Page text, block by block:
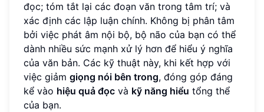
đọc; tóm tắt lại các đoạn văn trong tâm trí; và
xác định các lập luận chính. Không bị phân tâm
bởi việc phát âm nội bộ, bộ não của bạn có thể
dành nhiều sức mạnh xử lý hơn để hiểu ý nghĩa
của văn bản. Các kỹ thuật này, khi kết hợp với
việc giảm giọng nói bên trong, đóng góp đáng
kể vào hiệu quả đọc và kỹ năng hiểu tổng thể
của bạn.